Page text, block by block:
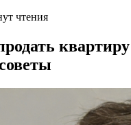
чтения